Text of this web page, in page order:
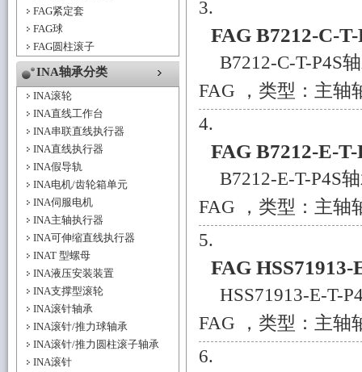
FAG紧定套
FAG球
FAG圆柱滚子
INA轴承分类
INA滚轮
INA直线工作台
INA串联直线执行器
INA直线执行器
INA假导轨
INA电机/齿轮箱单元
INA伺服电机
INA主轴执行器
INA可伸缩直线执行器
INAT 型螺母
INA液压安装装置
INA支撑型滚轮
INA滚针轴承
INA滚针/推力球轴承
INA滚针/推力圆柱滚子轴承
INA滚针
FAG B7212-C-
B7212-C-T-P4S
FAG ，类型：主轴
FAG B7212-E-T-
B7212-E-T-P4S
FAG ，类型：主轴
FAG HSS71913-
HSS71913-E-T-
FAG ，类型：主轴